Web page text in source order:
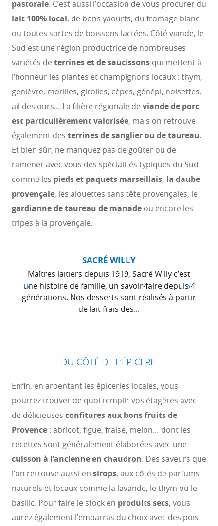
pastorale. C’est aussi l’occasion de vous procurer du
lait 100% local, de bons yaourts, du fromage blanc
ou toutes sortes de boissons lactées. Côté viande, le
Sud est une région productrice de nombreuses
variétés de terrines et de saucissons qui mettent à
l’honneur les plantes et champignons locaux : thym,
genièvre, morilles, girolles, cèpes, génépi, noisettes,
ail des ours… La filière régionale de viande de porc
est particulièrement valorisée, mais on retrouve
également des terrines de sanglier ou de taureau.
Et bien sûr, ne manquez pas de goûter ou de
ramener avec vous des spécialités typiques du Sud
comme les pieds et paquets marseillais, la daube
provençale, les alouettes sans tête provençales, le
gardianne de taureau de manade ou encore les
tripes à la provençale.
SACRÉ WILLY
Maîtres laitiers depuis 1919, Sacré Willy c’est
une histoire de famille, un savoir-faire depuis 4
générations. Nos desserts sont réalisés à partir
de lait frais des...
DU CÔTÉ DE L’ÉPICERIE
Enfin, en arpentant les épiceries locales, vous
pourrez trouver de quoi remplir vos étagères avec
de délicieuses confitures aux bons fruits de
Provence : abricot, figue, fraise, melon… dont les
recettes sont généralement élaborées avec une
cuisson à l’ancienne en chaudron. Des saveurs que
l’on retrouve aussi en sirops, aux côtés de parfums
naturels et locaux comme la lavande, le thym ou le
basilic. Pour faire le stock en produits secs, vous
aurez également l’embarras du choix avec des pois